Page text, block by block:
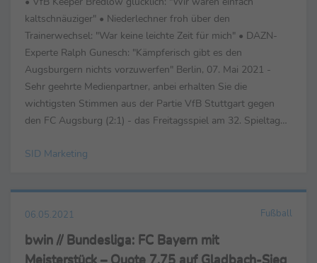
kaltschnäuziger" • Niederlechner froh über den
Trainerwechsel: "War keine leichte Zeit für mich" • DAZN-
Experte Ralph Gunesch: "Kämpferisch gibt es den
Augsburgern nichts vorzuwerfen" Berlin, 07. Mai 2021 -
Sehr geehrte Medienpartner, anbei erhalten Sie die
wichtigsten Stimmen aus der Partie VfB Stuttgart gegen
den FC Augsburg (2:1) - das Freitagsspiel am 32. Spieltag
(...
SID Marketing
06.05.2021 Fußball
bwin // Bundesliga: FC Bayern mit